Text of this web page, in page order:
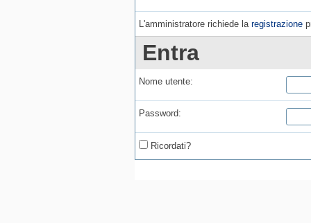
L'amministratore richiede la registrazione
Entra
Nome utente:
Password:
Ricordati?